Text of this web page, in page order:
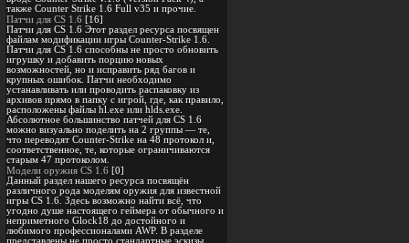
также Counter Strike 1.6 Full v35 и прочие.
Патчи для CS 1.6 [16]
Патчи для CS 1.6 Этот раздел ресурса посвящен
файлам модификации игры Counter-Strike 1.6.
Патчи для CS 1.6 способны не просто обновить
игрушку и добавить порцию новых
возможностей, но и исправить ряд багов и
крупных ошибок. Патчи необходимо
устанавливать или проводить распаковку из
архивов прямо в папку с игрой, где, как правило,
расположены файлы hl.exe или hlds.exe.
Абсолютное большинство патчей для CS 1.6
можно визуально поделить на 2 группы — те,
что переводят Counter-Strike на 48 протокол и,
соответственное, те, которые ограничиваются
старым 47 протоколом.
Модели оружия CS 1.6 [0]
Данный раздел нашего ресурса посвящён
различного рода моделям оружия для известной
игры CS 1.6. Здесь возможно найти всё, что
угодно душе настоящего геймера от обычного и
неприметного Glock18 до достойного и
любимого профессионалами AWP. В разделе
представлены не просто стандартные эскизы